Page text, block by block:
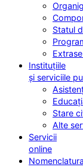
Statul
Instituțiile
și serviciile
Stare
Alte
Servicii
online
Nomenclatura